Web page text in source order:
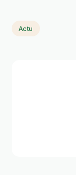
Actu